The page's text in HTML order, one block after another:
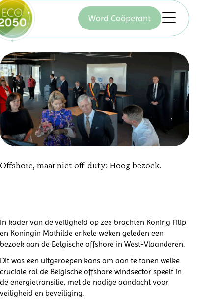
Word Coöperant
Offshore, maar niet off-duty: Hoog bezoek.
In kader van de veiligheid op zee brachten Koning Filip
en Koningin Mathilde enkele weken geleden een
bezoek aan de Belgische offshore in West-Vlaanderen.
Dit was een uitgeroepen kans om aan te tonen welke
cruciale rol de Belgische offshore windsector speelt in
de energietransitie, met de nodige aandacht voor
veiligheid en beveiliging.